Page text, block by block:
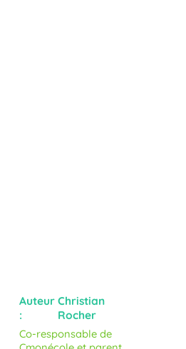
Auteur
:
Christian
Rocher
Co-responsable de